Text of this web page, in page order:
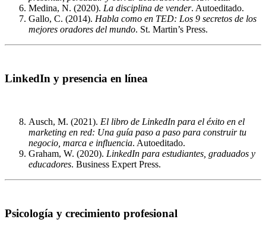
Medina, N. (2020). La disciplina de vender. Autoeditado.
Gallo, C. (2014). Habla como en TED: Los 9 secretos de los
mejores oradores del mundo. St. Martin’s Press.
LinkedIn y presencia en línea
Ausch, M. (2021). El libro de LinkedIn para el éxito en el
marketing en red: Una guía paso a paso para construir tu
negocio, marca e influencia. Autoeditado.
Graham, W. (2020). LinkedIn para estudiantes, graduados y
educadores. Business Expert Press.
Psicología y crecimiento profesional